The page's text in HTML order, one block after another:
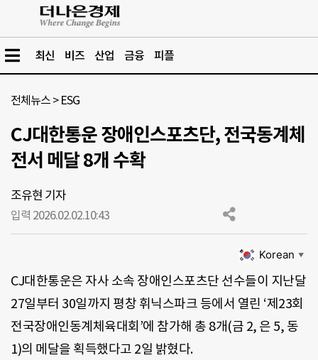
최신 비즈 산업 금융 피플
전체뉴스 > ESG
CJ대한통운 장애인스포츠단, 전국동계체
전서 메달 8개 수확
조유현 기자
입력 2026.02.02.10:43
Korean ▼
CJ대한통운은 자사 소속 장애인스포츠단 선수들이 지난달
27일부터 30일까지 평창 휘닉스파크 등에서 열린 ‘제23회
전국장애인동계체육대회’에 참가해 총 8개(금 2, 은 5, 동
1)의 메달을 획득했다고 2일 밝혔다.